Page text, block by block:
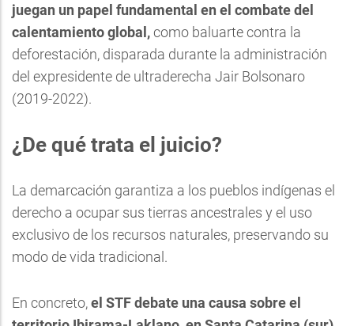
juegan un papel fundamental en el combate del
calentamiento global,como baluarte contra la
deforestación, disparada durante la administración
del expresidente de ultraderecha Jair Bolsonaro
(2019-2022).
¿De qué trata el juicio?
La demarcación garantiza a los pueblos indígenas el
derecho a ocupar sus tierras ancestrales y el uso
exclusivo de los recursos naturales, preservando su
modo de vida tradicional.
En concreto,el STF debate una causa sobre el